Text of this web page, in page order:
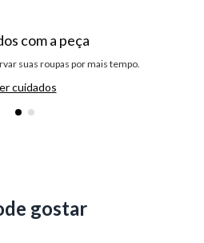
com a peça
suas roupas por mais tempo.
cuidados
gostar